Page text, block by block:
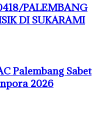
PALEMBANG
DI SUKARAMI
Palembang Sabet
2026